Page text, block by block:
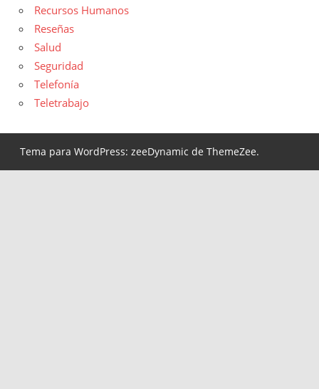
Recursos Humanos
Reseñas
Salud
Seguridad
Telefonía
Teletrabajo
Tema para WordPress: zeeDynamic de ThemeZee.